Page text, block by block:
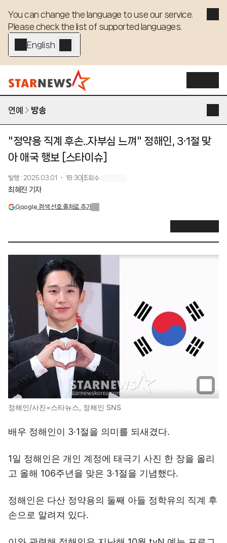
You can change the language to use our service.
Please check the list of supported languages.
English - EN
연예 방송
"정약용 직계 후손..자부심 느껴" 정해인, 3·1절 맞
아 애국 행보 [스타이슈]
발행 : 2025.03.01 ・ 18:30 조회수:
최혜진 기자
Google 검색 선호 출처로 추가
정해인/사진=스타뉴스, 정해인 SNS
배우 정해인이 3·1절을 의미를 되새겼다.
1일 정해인은 개인 계정에 태극기 사진 한 장을 올리
고 올해 106주년을 맞은 3·1절을 기념했다.
정해인은 다산 정약용의 둘째 아들 정학유의 직계 후
손으로 알려져 있다.